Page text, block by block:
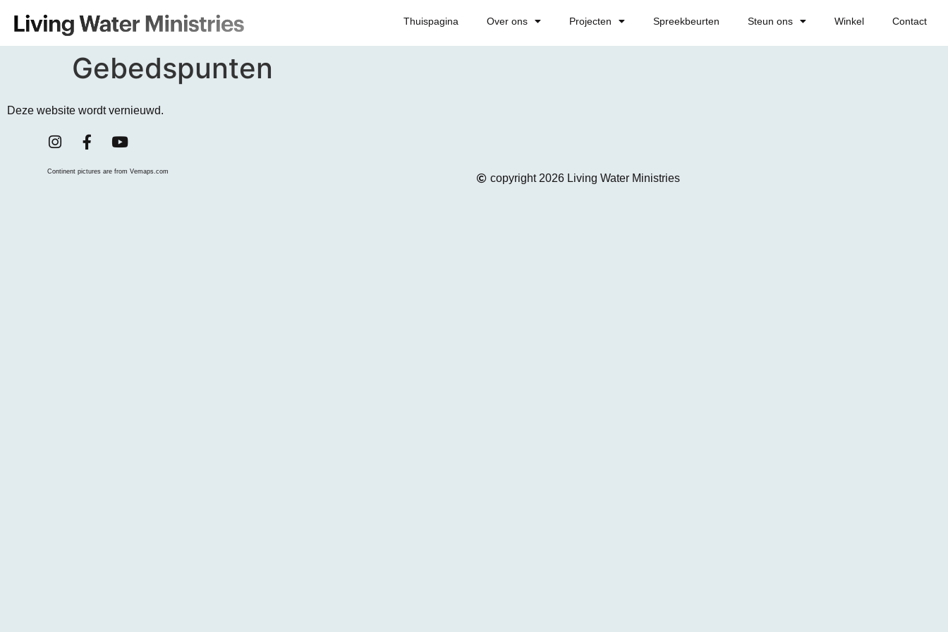
Thuispagina Over ons Projecten Spreekbeurten Steun ons Winkel Contact
Gebedspunten
Deze website wordt vernieuwd.
Continent pictures are from Vemaps.com
copyright 2026 Living Water Ministries